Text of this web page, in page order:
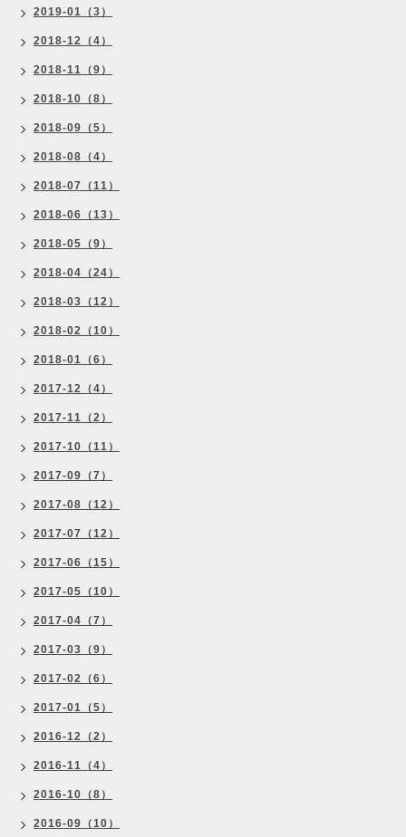
2019-01（3）
2018-12（4）
2018-11（9）
2018-10（8）
2018-09（5）
2018-08（4）
2018-07（11）
2018-06（13）
2018-05（9）
2018-04（24）
2018-03（12）
2018-02（10）
2018-01（6）
2017-12（4）
2017-11（2）
2017-10（11）
2017-09（7）
2017-08（12）
2017-07（12）
2017-06（15）
2017-05（10）
2017-04（7）
2017-03（9）
2017-02（6）
2017-01（5）
2016-12（2）
2016-11（4）
2016-10（8）
2016-09（10）